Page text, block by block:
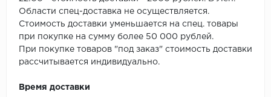
Области спец-доставка не осуществляется.
Стоимость доставки уменьшается на спец. товары
при покупке на сумму более 50 000 рублей.
При покупке товаров "под заказ" стоимость доставки
рассчитывается индивидуально.
Время доставки